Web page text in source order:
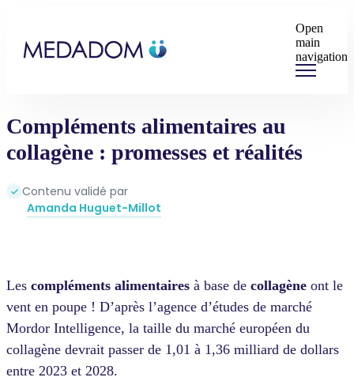
Open
main
navigation
Compléments alimentaires au
collagène : promesses et réalités
Contenu validé par
Amanda Huguet-Millot
Les compléments alimentaires à base de collagène ont le
vent en poupe ! D’après l’agence d’études de marché
Mordor Intelligence, la taille du marché européen du
collagène devrait passer de 1,01 à 1,36 milliard de dollars
entre 2023 et 2028.